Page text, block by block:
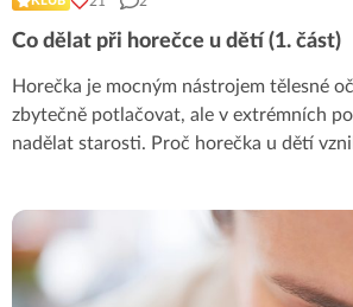
Co dělat při horečce u dětí (1. část)
Horečka je mocným nástrojem tělesné
zbytečně potlačovat, ale v extrémních
nadělat starosti. Proč horečka u dětí